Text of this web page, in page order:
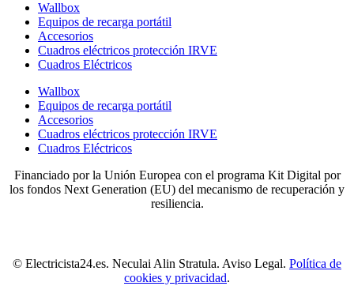
Wallbox
Equipos de recarga portátil
Accesorios
Cuadros eléctricos protección IRVE
Cuadros Eléctricos
Wallbox
Equipos de recarga portátil
Accesorios
Cuadros eléctricos protección IRVE
Cuadros Eléctricos
Financiado por la Unión Europea con el programa Kit Digital por
los fondos Next Generation (EU) del mecanismo de recuperación y
resiliencia.
© Electricista24.es. Neculai Alin Stratula. Aviso Legal. Política de
cookies y privacidad.